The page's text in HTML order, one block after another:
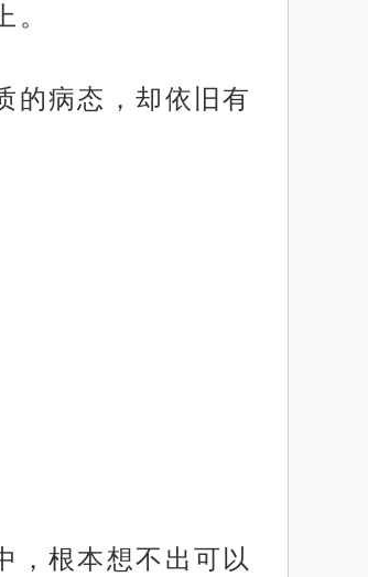
的病态，却依旧有
，根本想不出可以